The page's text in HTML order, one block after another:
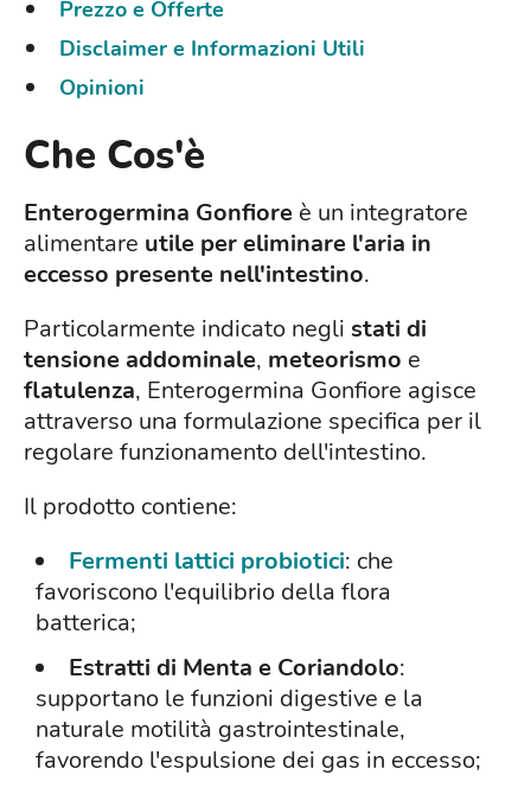
Prezzo e Offerte
Disclaimer e Informazioni Utili
Opinioni
Che Cos'è
Enterogermina Gonfiore è un integratore
alimentare utile per eliminare l'aria in
eccesso presente nell'intestino.
Particolarmente indicato negli stati di
tensione addominale, meteorismo e
flatulenza, Enterogermina Gonfiore agisce
attraverso una formulazione specifica per il
regolare funzionamento dell'intestino.
Il prodotto contiene:
Fermenti lattici probiotici: che
favoriscono l'equilibrio della flora
batterica;
Estratti di Menta e Coriandolo:
supportano le funzioni digestive e la
naturale motilità gastrointestinale,
favorendo l'espulsione dei gas in eccesso;